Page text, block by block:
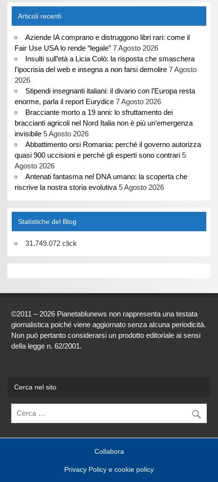
Articoli recenti
Aziende IA comprano e distruggono libri rari: come il
Fair Use USA lo rende “legale” 7 Agosto 2026
Insulti sull’età a Licia Colò: la risposta che smaschera
l’ipocrisia del web e insegna a non farsi demolire 7 Agosto
2026
Stipendi insegnanti italiani: il divario con l’Europa resta
enorme, parla il report Eurydice 7 Agosto 2026
Bracciante morto a 19 anni: lo sfruttamento dei
braccianti agricoli nel Nord Italia non è più un’emergenza
invisibile 5 Agosto 2026
Abbattimento orsi Romania: perché il governo autorizza
quasi 900 uccisioni e perché gli esperti sono contrari 5
Agosto 2026
Antenati fantasma nel DNA umano: la scoperta che
riscrive la nostra storia evolutiva 5 Agosto 2026
Statistiche del Blog
31.749.072 click
©2011 – 2026 Pianetablunews non rappresenta una testata
giornalistica poiché viene aggiornato senza alcuna periodicità.
Non può pertanto considerarsi un prodotto editoriale ai sensi
della legge n. 62/2001.
Cerca nel sito
Collabora
Privacy Policy e cookie policy